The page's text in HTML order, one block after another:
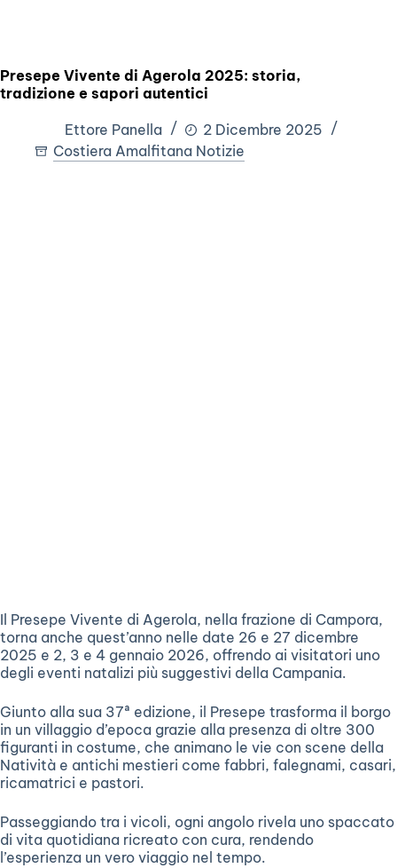
Presepe Vivente di Agerola 2025: storia,
tradizione e sapori autentici
Ettore Panella
2 Dicembre 2025
Costiera Amalfitana Notizie
Il Presepe Vivente di Agerola, nella frazione di Campora,
torna anche quest’anno nelle date 26 e 27 dicembre
2025 e 2, 3 e 4 gennaio 2026, offrendo ai visitatori uno
degli eventi natalizi più suggestivi della Campania.
Giunto alla sua 37ª edizione, il Presepe trasforma il borgo
in un villaggio d’epoca grazie alla presenza di oltre 300
figuranti in costume, che animano le vie con scene della
Natività e antichi mestieri come fabbri, falegnami, casari,
ricamatrici e pastori.
Passeggiando tra i vicoli, ogni angolo rivela uno spaccato
di vita quotidiana ricreato con cura, rendendo
l’esperienza un vero viaggio nel tempo.